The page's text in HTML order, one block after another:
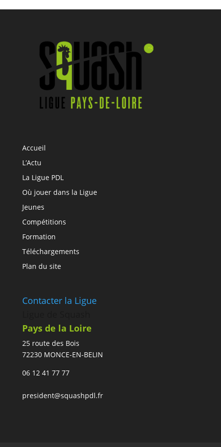
Accueil
L’Actu
La Ligue PDL
Où jouer dans la Ligue
Jeunes
Compétitions
Formation
Téléchargements
Plan du site
Contacter la Ligue
Pays de la Loire
25 route des Bois
72230 MONCE-EN-BELIN
06 12 41 77 77
president@squashpdl.fr